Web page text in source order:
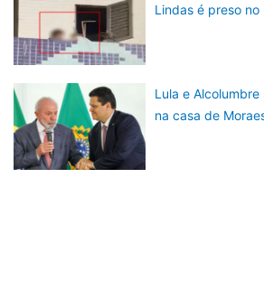
Lindas é preso no
Lula e
na casa de